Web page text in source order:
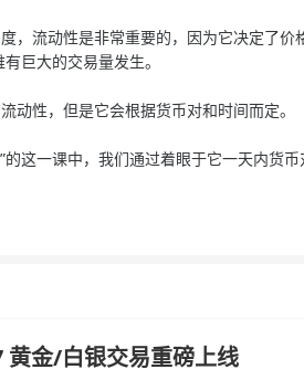
流动性是非常重要的，因为它决定了价
巨大的交易量发生。
性，但是它会根据货币对和时间而定。
这一课中，我们通过着眼于它一天内货币
金/白银交易重磅上线